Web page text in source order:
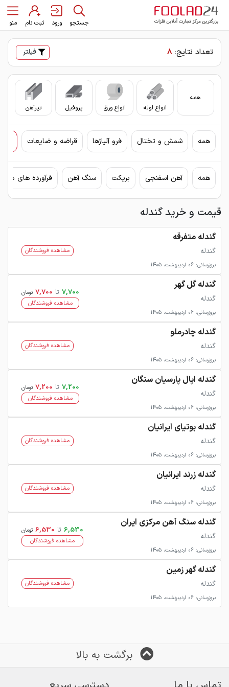
جستجو ورود ثبت نام منو
تعداد نتایج: 8 فیلتر
همه
انواع لوله
انواع ورق پروفیل تیرآهن
همه شمش و تختال فرو آلیاژها قراضه و ضایعات
همه آهن اسفنجی بریکت سنگ آهن فرآورده های
قیمت و خرید گندله
گندله متفرقه
گندله
بروزرسانی: 06 اردیبهشت، 1405
مشاهده فروشندگان
گندله گل گهر
گندله
بروزرسانی: 06 اردیبهشت، 1405
7,700 تا 7,700 تومان
مشاهده فروشندگان
گندله چادرملو
گندله
بروزرسانی: 06 اردیبهشت، 1405
مشاهده فروشندگان
گندله اپال پارسیان سنگان
گندله
بروزرسانی: 06 اردیبهشت، 1405
7,200 تا 7,200 تومان
مشاهده فروشندگان
گندله بوتیای ایرانیان
گندله
بروزرسانی: 06 اردیبهشت، 1405
مشاهده فروشندگان
گندله زرند ایرانیان
گندله
بروزرسانی: 06 اردیبهشت، 1405
مشاهده فروشندگان
گندله سنگ آهن مرکزی ایران
گندله
بروزرسانی: 06 اردیبهشت، 1405
6,530 تا 6,530 تومان
مشاهده فروشندگان
گندله گهر زمین
گندله
بروزرسانی: 06 اردیبهشت، 1405
مشاهده فروشندگان
برگشت به بالا